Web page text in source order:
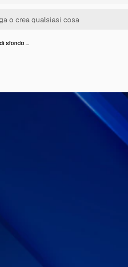
sfondo …